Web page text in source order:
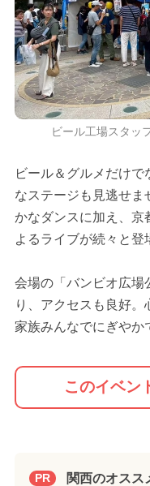
ビール工場スタッ
ビール＆グルメだけ
なステージも見逃せ
かなダンスに加え、京
よるライブが続々と登
会場の「バンビオ広場
り、アクセスも良好。
家族みんなでにぎやか
このイベン
PR 関西のオスス